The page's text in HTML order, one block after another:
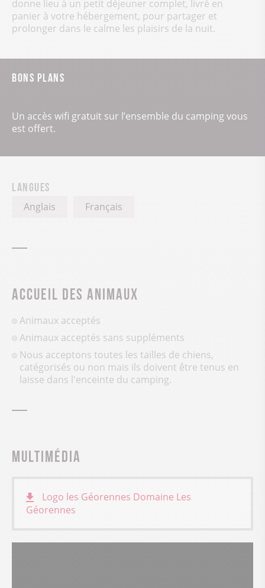
donne lieu à un petit déjeuner complet, livré en
panier à votre hébergement, pour partager et
prolonger dans le calme les plaisirs de la nuit.
Bons plans
Un accès wifi gratuit sur l’ensemble du camping vous
est offert.
Langues
Anglais Français
Accueil des animaux
Animaux acceptés
Animaux acceptés sans suppléments
Nous acceptons toutes les tailles de chiens,
catégorisés ou non mais ils doivent être tenus en
laisse dans l'enceinte du camping.
Multimédia
Logo les Géorennes Domaine Les
Géorennes